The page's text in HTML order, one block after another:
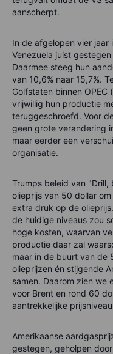
aanscherpt.
In de afgelopen vier jaar
Venezuela juist
Daarmee steeg hun
van 10,6% naar 15,7%.
Golfstaten binnen
vrijwillig hun productie
teruggeschroefd. Voor
geen grote verandering
maar eerder een
organisatie.
Trumps beleid van
olieprijs van 50 dollar
extra druk op de
de huidige niveaus zou
hoge kosten, waarvan
productie daar zal
maar in de buurt van de
olieprijzen én stijgende
samen. Daarom zien we
voor Brent en rond 60
aantrekkelijke
Amerikaanse
gestegen, geholpen